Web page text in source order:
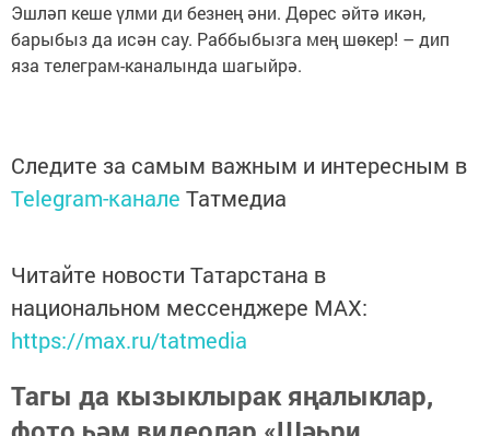
Эшләп кеше үлми ди безнең әни. Дөрес әйтә икән,
барыбыз да исән сау. Раббыбызга мең шөкер! – дип
яза телеграм-каналында шагыйрә.
Следите за самым важным и интересным в
Telegram-канале Татмедиа
Читайте новости Татарстана в
национальном мессенджере MАХ:
https://max.ru/tatmedia
Тагы да кызыклырак яңалыклар,